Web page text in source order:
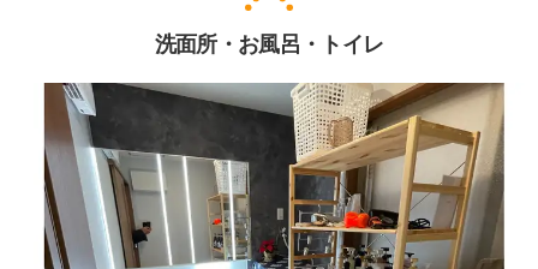
洗面所・お風呂・トイレ